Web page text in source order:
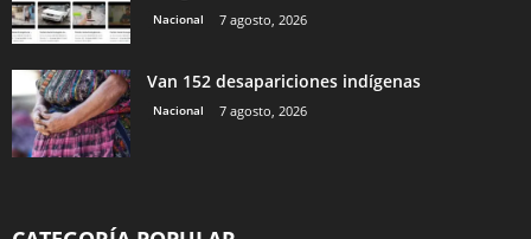
Nacional 7 agosto, 2026
Van 152 desapariciones indígenas
Nacional 7 agosto, 2026